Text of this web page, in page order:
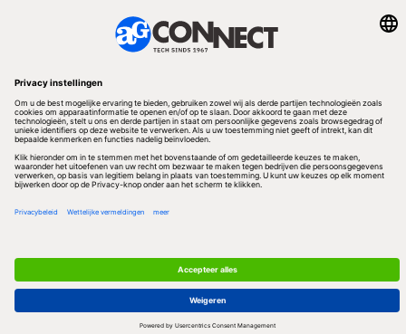
Redactionele partner